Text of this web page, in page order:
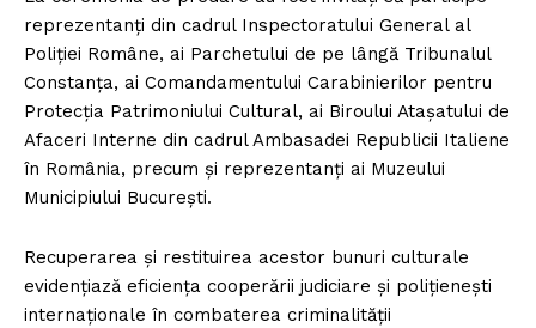
reprezentanți din cadrul Inspectoratului General al
Poliției Române, ai Parchetului de pe lângă Tribunalul
Constanța, ai Comandamentului Carabinierilor pentru
Protecția Patrimoniului Cultural, ai Biroului Atașatului de
Afaceri Interne din cadrul Ambasadei Republicii Italiene
în România, precum și reprezentanți ai Muzeului
Municipiului București.
Recuperarea și restituirea acestor bunuri culturale
evidențiază eficiența cooperării judiciare și polițienești
internaționale în combaterea criminalității